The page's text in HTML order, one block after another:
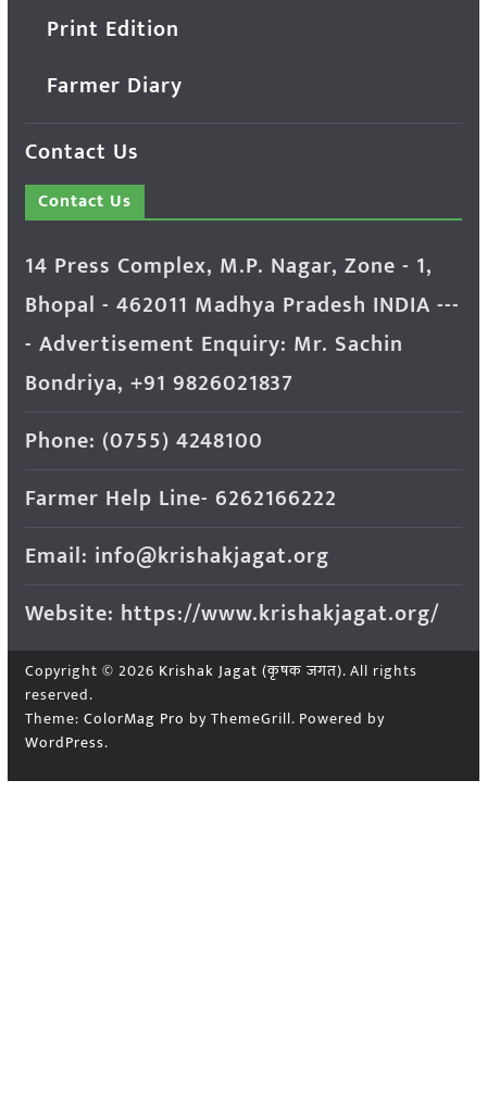
Print Edition
Farmer Diary
Contact Us
Contact Us
14 Press Complex, M.P. Nagar, Zone - 1,
Bhopal - 462011 Madhya Pradesh INDIA ---
- Advertisement Enquiry: Mr. Sachin
Bondriya, +91 9826021837
Phone: (0755) 4248100
Farmer Help Line- 6262166222
Email: info@krishakjagat.org
Website: https://www.krishakjagat.org/
Copyright © 2026 Krishak Jagat (कृषक जगत). All rights
reserved.
Theme: ColorMag Pro by ThemeGrill. Powered by
WordPress.